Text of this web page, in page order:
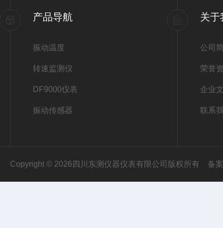
产品导航
振动温度
转速监测仪
DF9000仪表
振动传感器
关于
公司
荣誉
企业
联系
Copyright © 2026四川东测仪器仪表有限公司版权所有 备